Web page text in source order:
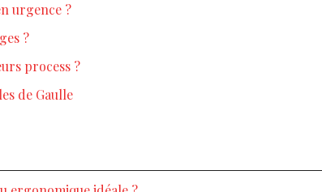
urgence ?
?
process ?
de Gaulle